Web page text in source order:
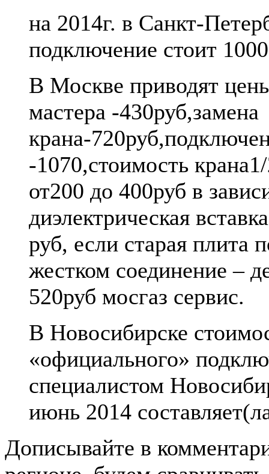
на 2014г. в Санкт-
подключение стоит
В Москве приводят
мастера -430руб,замена
крана-
-1070,стоимость
от200 до 400руб в
диэлектрическая
руб, если старая плита
жестком соединение –
520руб мосгаз сервис.
В Новосибирске
«официального»
специалистом
июнь 2014
Дописывайте в